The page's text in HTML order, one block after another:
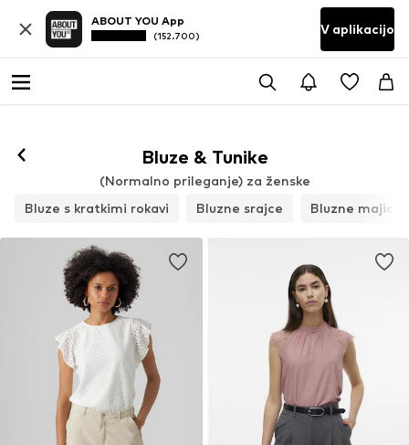
ABOUT YOU App
(152.700) V aplikacijo
Bluze & Tunike
(Normalno prileganje) za ženske
Bluze s kratkimi rokavi
Bluzne srajce Bluzne majice